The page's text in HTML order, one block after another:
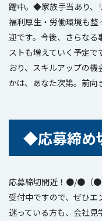
躍中。◆家族手当あり、
福利厚生・労働環境も
迎です。今後、さらなる
ストも増えていく予定で
おり、スキルアップの
かは、あなた次第。前向
◆応募締め
応募締切間近！●/●（●
受付中ですので、ぜひ
迷っている方も、会社